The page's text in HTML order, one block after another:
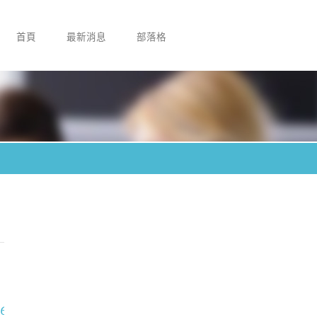
首頁 最新消息 部落格